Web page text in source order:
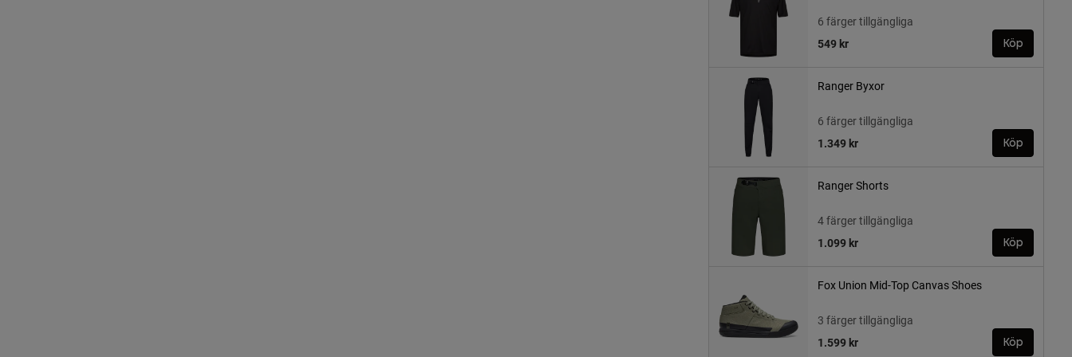
6 färger tillgängliga
549 kr
Köp
Ranger Byxor
6 färger tillgängliga
1.349 kr
Köp
Ranger Shorts
4 färger tillgängliga
1.099 kr
Köp
Fox Union Mid-Top Canvas Shoes
3 färger tillgängliga
1.599 kr
Köp